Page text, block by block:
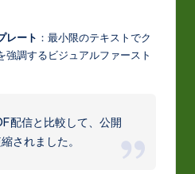
レート ：最小限のテキストでク
強調するビジュアルファースト
配信と比較して、公開
されました。